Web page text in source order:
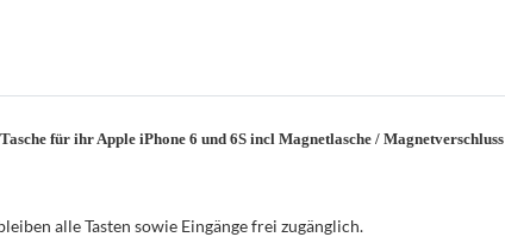
für ihr Apple iPhone 6 und 6S incl Magnetlasche / Magnetverschluss
alle Tasten sowie Eingänge frei zugänglich.